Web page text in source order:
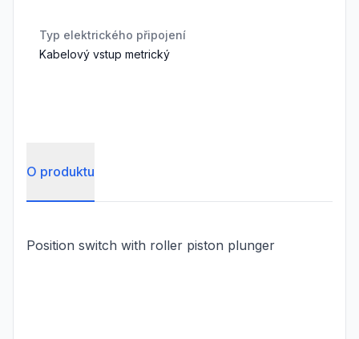
Typ elektrického připojení
Kabelový vstup metrický
O produktu
Position switch with roller piston plunger